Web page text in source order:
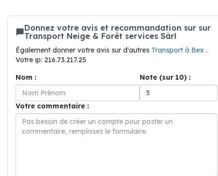
Donnez votre avis et recommandation sur sur
Transport Neige & Forêt services Sàrl
Également donner votre avis sur d'autres Transport à Bex .
Votre ip: 216.73.217.25
Nom :
Note (sur 10) :
Votre commentaire :